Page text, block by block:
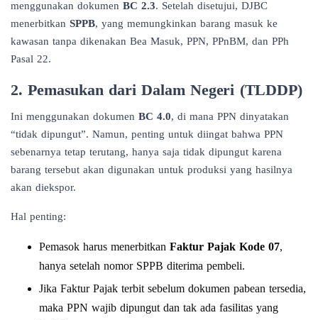
menggunakan dokumen BC 2.3. Setelah disetujui, DJBC
menerbitkan SPPB, yang memungkinkan barang masuk ke
kawasan tanpa dikenakan Bea Masuk, PPN, PPnBM, dan PPh
Pasal 22.
2. Pemasukan dari Dalam Negeri (TLDDP)
Ini menggunakan dokumen BC 4.0, di mana PPN dinyatakan
“tidak dipungut”. Namun, penting untuk diingat bahwa PPN
sebenarnya tetap terutang, hanya saja tidak dipungut karena
barang tersebut akan digunakan untuk produksi yang hasilnya
akan diekspor.
Hal penting:
Pemasok harus menerbitkan Faktur Pajak Kode 07,
hanya setelah nomor SPPB diterima pembeli.
Jika Faktur Pajak terbit sebelum dokumen pabean tersedia,
maka PPN wajib dipungut dan tak ada fasilitas yang